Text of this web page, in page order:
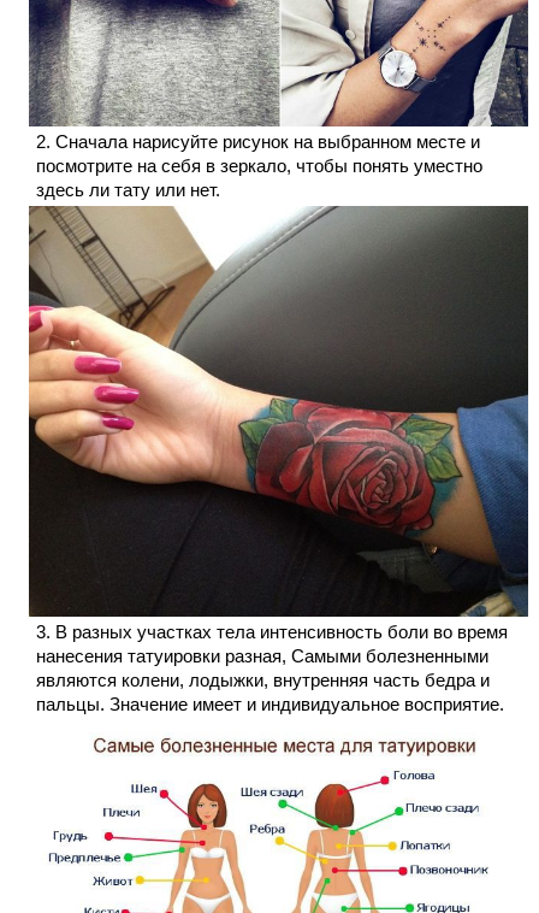
Сначала нарисуйте рисунок на выбранном месте и
посмотрите на себя в зеркало, чтобы понять уместно
здесь ли тату или нет.
В разных участках тела интенсивность боли во время
нанесения татуировки разная, Самыми болезненными
являются колени, лодыжки, внутренняя часть бедра и
пальцы. Значение имеет и индивидуальное восприятие.